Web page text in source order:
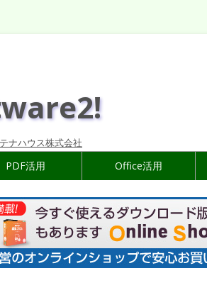
ナハウス株式会社
PDF活用 Office活用